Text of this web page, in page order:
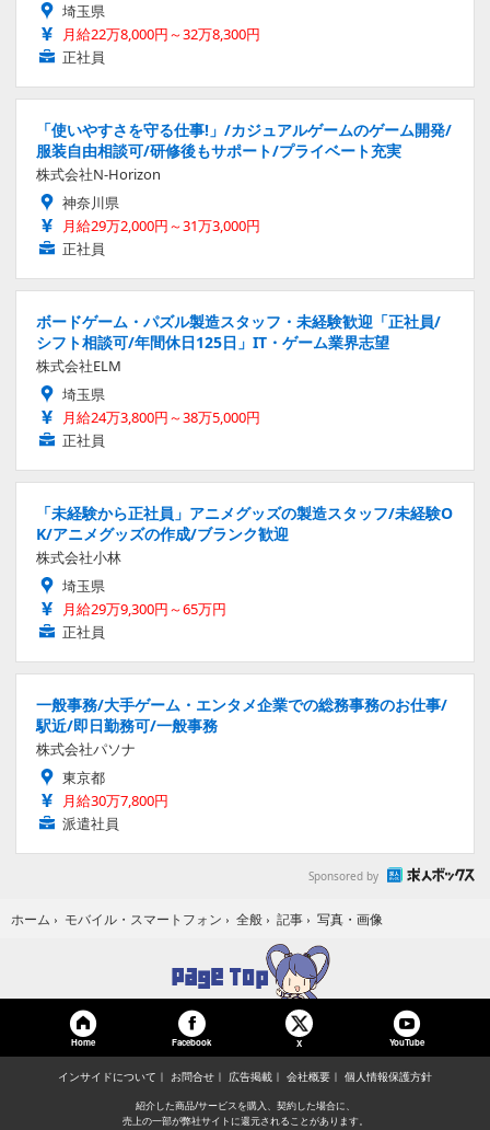
埼玉県
月給22万8,000円～32万8,300円
正社員
「使いやすさを守る仕事!」/カジュアルゲームのゲーム開発/
服装自由相談可/研修後もサポート/プライベート充実
株式会社N-Horizon
神奈川県
月給29万2,000円～31万3,000円
正社員
ボードゲーム・パズル製造スタッフ・未経験歓迎「正社員/
シフト相談可/年間休日125日」IT・ゲーム業界志望
株式会社ELM
埼玉県
月給24万3,800円～38万5,000円
正社員
「未経験から正社員」アニメグッズの製造スタッフ/未経験O
K/アニメグッズの作成/ブランク歓迎
株式会社小林
埼玉県
月給29万9,300円～65万円
正社員
一般事務/大手ゲーム・エンタメ企業での総務事務のお仕事/
駅近/即日勤務可/一般事務
株式会社パソナ
東京都
月給30万7,800円
派遣社員
Sponsored by
ホーム › モバイル・スマートフォン › 全般 › 記事 › 写真・画像
Home Facebook X YouTube
インサイドについて お問合せ 広告掲載 会社概要 個人情報保護方針
紹介した商品/サービスを購入、契約した場合に、
売上の一部が弊社サイトに還元されることがあります。